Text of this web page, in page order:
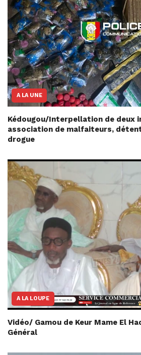
A LA UNE
Kédougou/Interpellation de deux
association de malfaiteurs,
drogue
A LA LOUPE
Vidéo/ Gamou de Keur Mame El
Général